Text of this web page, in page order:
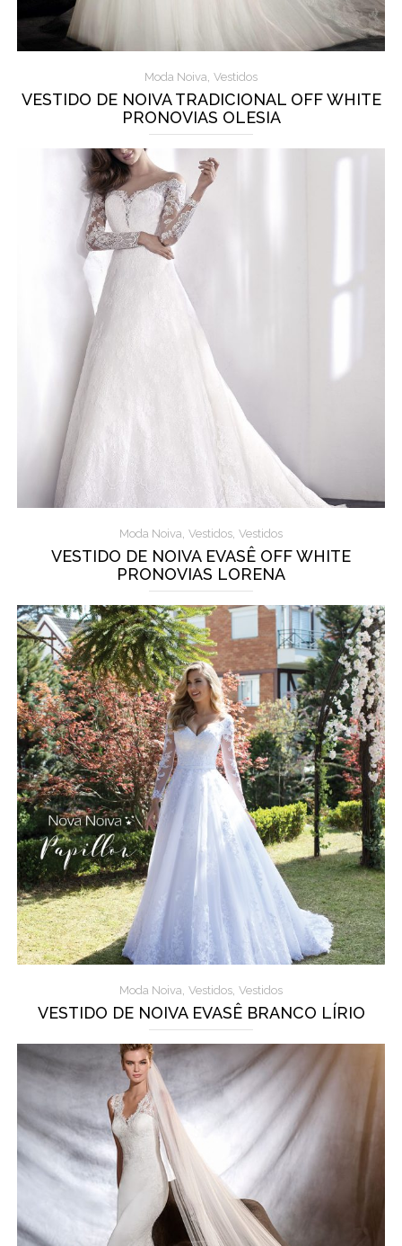
Moda Noiva, Vestidos
VESTIDO DE NOIVA TRADICIONAL OFF WHITE
PRONOVIAS OLESIA
Moda Noiva, Vestidos, Vestidos
VESTIDO DE NOIVA EVASÊ OFF WHITE
PRONOVIAS LORENA
Moda Noiva, Vestidos, Vestidos
VESTIDO DE NOIVA EVASÊ BRANCO LÍRIO